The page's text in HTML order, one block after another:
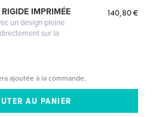
IMPRIMÉE
un design pleine
sur la
140,80 €
ajoutée à la commande.